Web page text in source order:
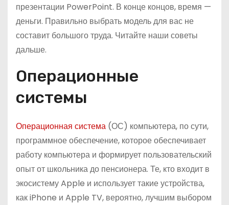
презентации PowerPoint. В конце концов, время —
деньги. Правильно выбрать модель для вас не
составит большого труда. Читайте наши советы
дальше.
Операционные
системы
Операционная система (ОС) компьютера, по сути,
программное обеспечение, которое обеспечивает
работу компьютера и формирует пользовательский
опыт от школьника до пенсионера. Те, кто входит в
экосистему Apple и использует такие устройства,
как iPhone и Apple TV, вероятно, лучшим выбором